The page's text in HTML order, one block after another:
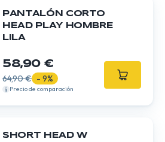
PANTALÓN CORTO
HEAD PLAY HOMBRE
LILA
58,90 €
64,90 € - 9%
Precio de comparación
SHORT HEAD W